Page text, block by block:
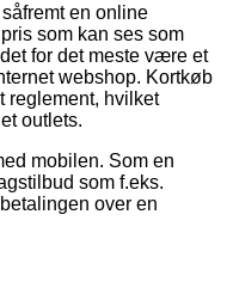
en online
som kan ses som
for det meste være et
webshop. Kortkøb
reglement, hvilket
outlets.
mobilen. Som en
som f.eks.
over en